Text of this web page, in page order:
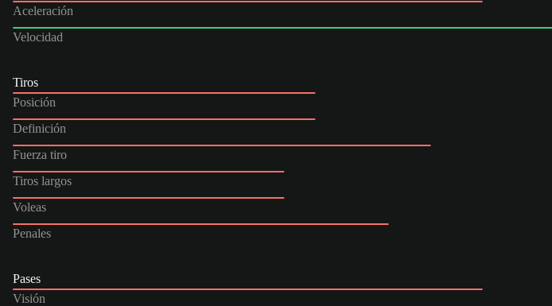
Aceleración
Velocidad
Tiros
Posición
Definición
Fuerza tiro
Tiros largos
Voleas
Penales
Pases
Visión